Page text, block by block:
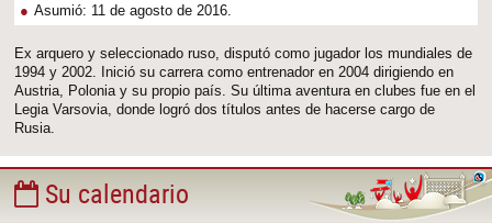
Asumió: 11 de agosto de 2016.
Ex arquero y seleccionado ruso, disputó como jugador los mundiales de
1994 y 2002. Inició su carrera como entrenador en 2004 dirigiendo en
Austria, Polonia y su propio país. Su última aventura en clubes fue en el
Legia Varsovia, donde logró dos títulos antes de hacerse cargo de
Rusia.
Su calendario